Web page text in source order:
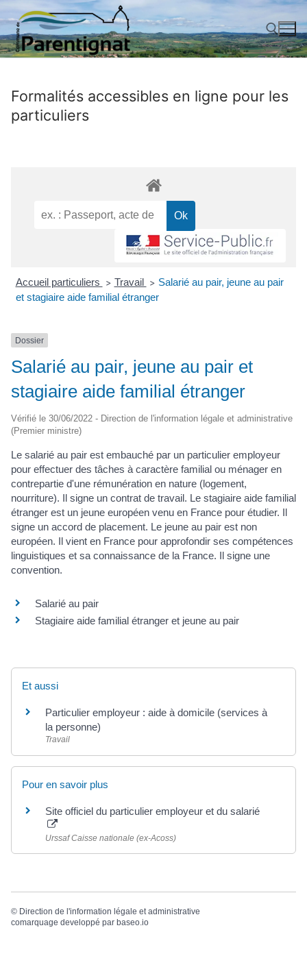
Aller
contenu
Formalités accessibles en ligne pour les
particuliers
Accueil particuliers > Travail > Salarié au pair, jeune au pair
et stagiaire aide familial étranger
Dossier
Salarié au pair, jeune au pair et
stagiaire aide familial étranger
Vérifié le 30/06/2022 - Direction de l'information légale et administrative
(Premier ministre)
Le salarié au pair est embauché par un particulier employeur
pour effectuer des tâches à caractère familial ou ménager en
contrepartie d'une rémunération en nature (logement,
nourriture). Il signe un contrat de travail. Le stagiaire aide familial
étranger est un jeune européen venu en France pour étudier. Il
signe un accord de placement. Le jeune au pair est non
européen. Il vient en France pour approfondir ses compétences
linguistiques et sa connaissance de la France. Il signe une
convention.
Salarié au pair
Stagiaire aide familial étranger et jeune au pair
Et aussi
Particulier employeur : aide à domicile (services à
la personne)
Travail
Pour en savoir plus
Site officiel du particulier employeur et du salarié
Urssaf Caisse nationale (ex-Acoss)
© Direction de l'information légale et administrative
comarquage developpé par baseo.io